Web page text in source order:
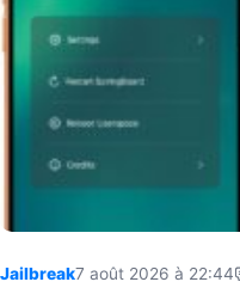
Jailbreak7 août 2026 à 22:44